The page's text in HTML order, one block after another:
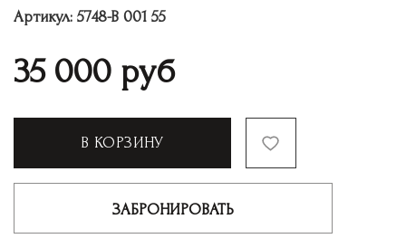
Артикул: 5748-B 001 55
35 000 руб
В КОРЗИНУ
ЗАБРОНИРОВАТЬ